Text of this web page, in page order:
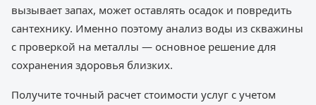
вызывает запах, может оставлять осадок и повредить
сантехнику. Именно поэтому анализ воды из скважины
с проверкой на металлы — основное решение для
сохранения здоровья близких.
Получите точный расчет стоимости услуг с учетом